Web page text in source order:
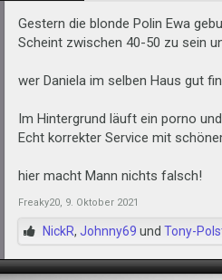
Gestern die blonde Polin Ewa
Scheint zwischen 40-50 zu sein
wer Daniela im selben Haus gut
Im Hintergrund läuft ein porno
Echt korrekter Service mit
hier macht Mann nichts falsch!
Freaky20, 9. Oktober 2021
NickR, Johnny69 und Tony-